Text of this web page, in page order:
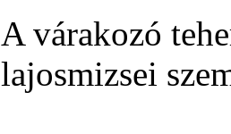
A várakozó
lajosmizsei